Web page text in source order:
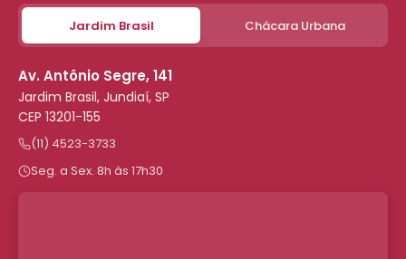
Jardim Brasil Chácara Urbana
Av. Antônio Segre, 141
Jardim Brasil, Jundiaí, SP
CEP 13201-155
(11) 4523-3733
Seg. a Sex. 8h às 17h30